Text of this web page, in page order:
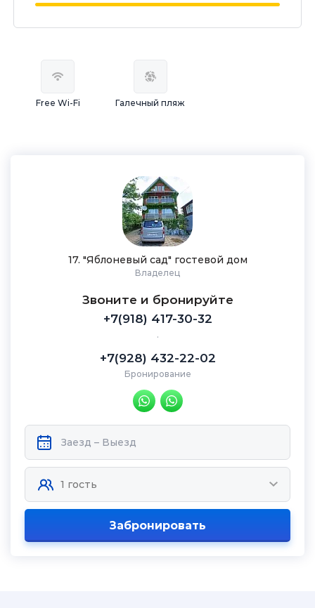
Free Wi-Fi Галечный пляж
17. "Яблоневый сад" гостевой дом
Владелец
Звоните и бронируйте
+7(918) 417-30-32
.
+7(928) 432-22-02
Бронирование
Забронировать